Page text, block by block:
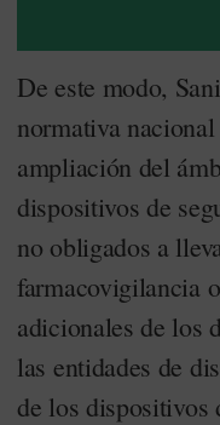
De este modo,
normativa
ampliación del
dispositivos de
no obligados a
farmacovigilancia
adicionales de los
las entidades de
de los dispositivos